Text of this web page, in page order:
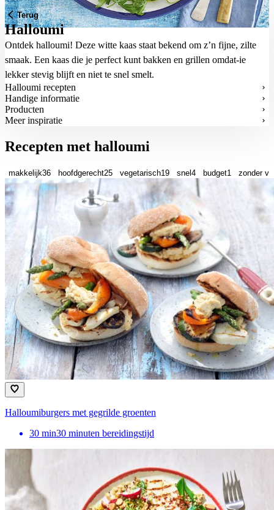
Terug
Halloumi
Ontdek halloumi! Deze witte kaas staat bekend om z’n fijne, zilte
smaak. Een kaas die je perfect kunt bakken en grillen omdat-ie
lekker stevig blijft en niet te snel smelt.
Halloumi recepten
Handige informatie
Producten
Meer inspiratie
Recepten met halloumi
makkelijk36 hoofdgerecht25 vegetarisch19 snel 4 budget1 zonder
Halloumiburgers met gegrilde groenten
30 min30 minuten bereidingstijd